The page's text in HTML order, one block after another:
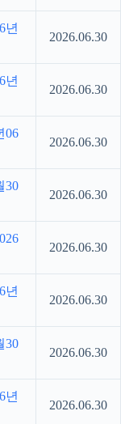
년
2026.06.30
년
2026.06.30
06
2026.06.30
30
2026.06.30
2026.06.30
년
2026.06.30
30
2026.06.30
년
2026.06.30